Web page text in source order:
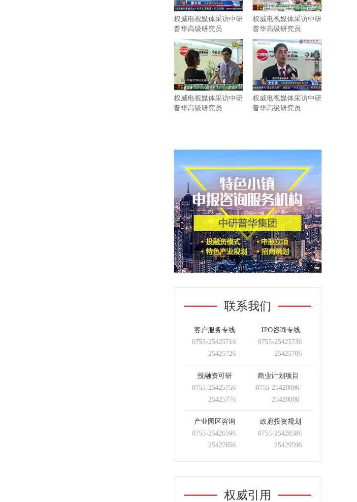
权威电视媒体采访中研
普华高级研究员
权威电视媒体采访中研
普华高级研究员
权威电视媒体采访中研
普华高级研究员
权威电视媒体采访中研
普华高级研究员
联系我们
客户服务专线
0755-25425716
25425726
IPO咨询专线
0755-25425736
25425706
投融资可研
0755-25425756
25425776
商业计划项目
0755-25420896
25420806
产业园区咨询
0755-25426596
25427856
政府投资规划
0755-25428586
25429596
权威引用